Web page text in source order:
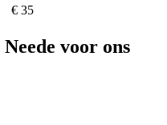
€ 35
Neede voor ons